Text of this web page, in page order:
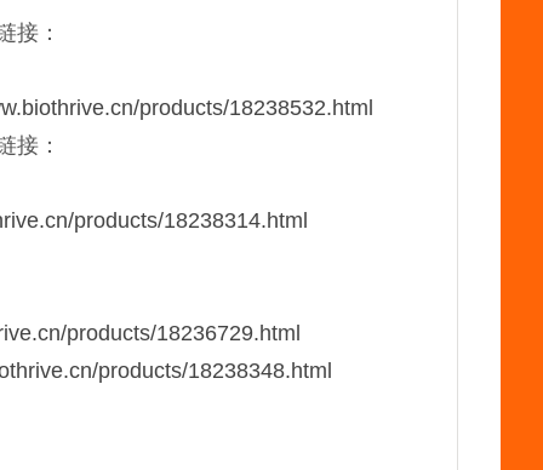
接：
products/18238532.html
接：
products/18238314.html
products/18236729.html
products/18238348.html